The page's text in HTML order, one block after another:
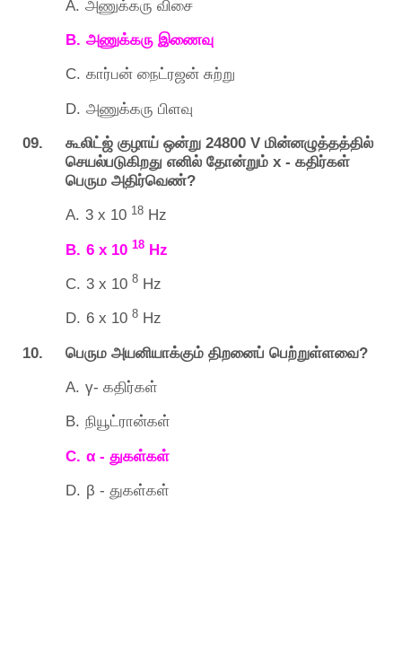
A. அணுக்கரு விசை
B. அணுக்கரு இணைவு
C. கார்பன் நைட்ரஜன் சுற்று
D. அணுக்கரு பிளவு
09. கூலிட்ஜ் குழாய் ஒன்று 24800 V மின்னழுத்தத்தில்
செயல்படுகிறது எனில் தோன்றும் x - கதிர்கள்
பெரும அதிர்வெண்?
A. 3 x 10 18 Hz
B. 6 x 10 18 Hz
C. 3 x 10 8 Hz
D. 6 x 10 8 Hz
10. பெரும அயனியாக்கும் திறனைப் பெற்றுள்ளவை?
A. γ- கதிர்கள்
B. நியூட்ரான்கள்
C. α - துகள்கள்
D. β - துகள்கள்